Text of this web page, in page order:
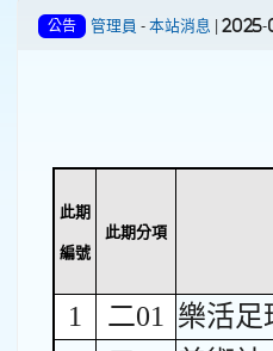
公告 管理員 - 本站消息 | 2025-
此期
編號
此期分項
1 二01 樂活足